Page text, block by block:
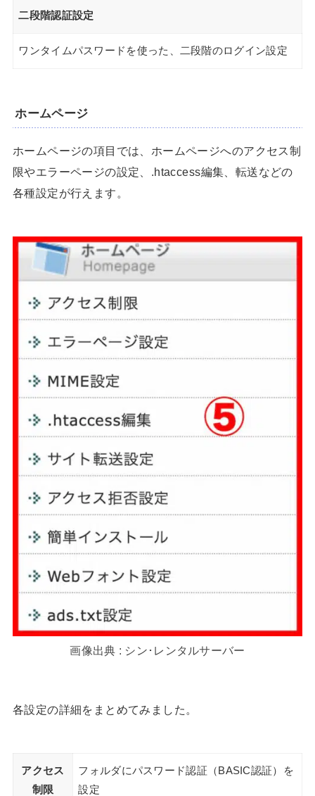
二段階認証設定
ワンタイムパスワードを使った、二段階のログイン設定
ホームページ
ホームページの項目では、ホームページへのアクセス制
限やエラーページの設定、.htaccess編集、転送などの
各種設定が行えます。
画像出典 : シン･レンタルサーバー
各設定の詳細をまとめてみました。
アクセス
制限
フォルダにパスワード認証（BASIC認証）を
設定